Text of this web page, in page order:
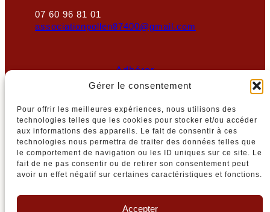
Gérer le consentement
Pour offrir les meilleures expériences, nous utilisons des
technologies telles que les cookies pour stocker et/ou accéder
aux informations des appareils. Le fait de consentir à ces
technologies nous permettra de traiter des données telles que
le comportement de navigation ou les ID uniques sur ce site. Le
fait de ne pas consentir ou de retirer son consentement peut
avoir un effet négatif sur certaines caractéristiques et fonctions.
Accepter
07 60 96 81 01
associationpollen87400@gmail.com
Adhérer
CONFIDENTIALITÉ
Politique de confidentialité
Politique de cookies
Conditions générales
Nous contacter